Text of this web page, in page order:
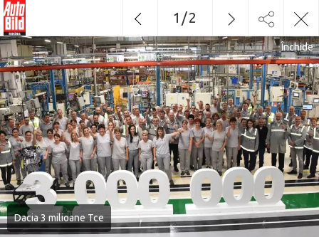
Dacia 3 milioane Tce
Închide
1 /2